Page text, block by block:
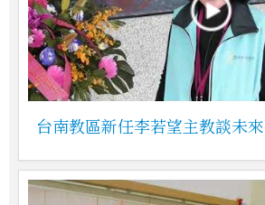
台南教區新任李若望主教談未